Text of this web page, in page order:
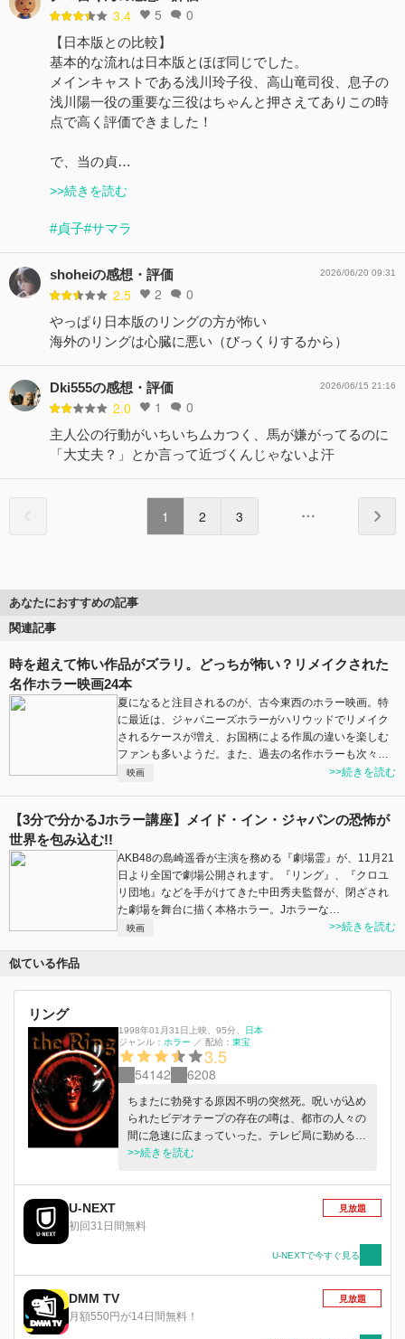
3.4 5 0
【日本版との比較】
基本的な流れは日本版とほぼ同じでした。
メインキャストである浅川玲子役、高山竜司役、息子の
浅川陽一役の重要な三役はちゃんと押さえてありこの時
点で高く評価できました！
で、当の貞…
>>続きを読む
#貞子#サマラ
shoheiの感想・評価
2.5 2 0
2026/06/20 09:31
やっぱり日本版のリングの方が怖い
海外のリングは心臓に悪い（びっくりするから）
Dki555の感想・評価
2.0 1 0
2026/06/15 21:16
主人公の行動がいちいちムカつく、馬が嫌がってるのに
「大丈夫？」とか言って近づくんじゃないよ汗
1 2 3
あなたにおすすめの記事
関連記事
時を超えて怖い作品がズラリ。どっちが怖い？リメイクされた
名作ホラー映画24本
夏になると注目されるのが、古今東西のホラー映画。特
に最近は、ジャパニーズホラーがハリウッドでリメイク
されるケースが増え、お国柄による作風の違いを楽しむ
ファンも多いようだ。また、過去の名作ホラーも次々…
映画 >>続きを読む
【3分で分かるJホラー講座】メイド・イン・ジャパンの恐怖が
世界を包み込む!!
AKB48の島崎遥香が主演を務める『劇場霊』が、11月21
日より全国で劇場公開されます。『リング』、『クロユ
リ団地』などを手がけてきた中田秀夫監督が、閉ざされ
た劇場を舞台に描く本格ホラー。Jホラーな…
映画 >>続きを読む
似ている作品
リング
1998年01月31日上映 95分
日本
ジャンル： ホラー ／ 配給： 東宝
3.5
54142 6208
ちまたに勃発する原因不明の突然死。呪いが込め
られたビデオテープの存在の噂は、都市の人々の
間に急速に広まっていった。テレビ局に勤める浅
川玲子は、取材中にそのビデオテープを観てしま
け役となった大ヒット作。
>>続きを読む
U-NEXT
初回31日間無料
見放題
U-NEXTで今すぐ見る
DMM TV
月額550円が14日間無料！
見放題